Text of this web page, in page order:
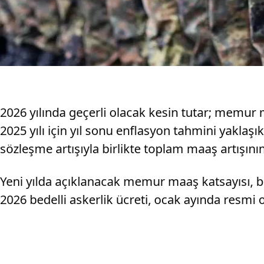
2026 yılında geçerli olacak kesin tutar; memur
2025 yılı için yıl sonu enflasyon tahmini
sözleşme artışıyla birlikte toplam maaş
Yeni yılda açıklanacak memur maaş
2026 bedelli askerlik ücreti, ocak ayında resmi